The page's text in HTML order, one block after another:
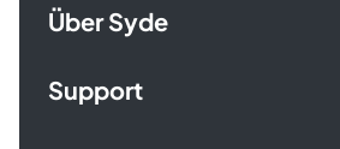
Über Syde
Support